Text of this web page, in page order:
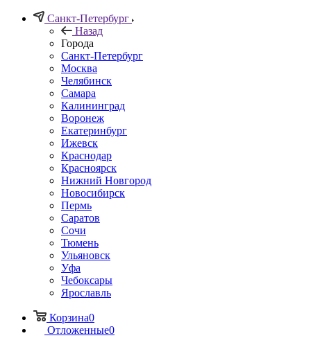
Санкт-Петербург
Назад
Города
Санкт-Петербург
Москва
Челябинск
Самара
Калининград
Воронеж
Екатеринбург
Ижевск
Краснодар
Красноярск
Нижний Новгород
Новосибирск
Пермь
Саратов
Сочи
Тюмень
Ульяновск
Уфа
Чебоксары
Ярославль
Корзина0
Отложенные0